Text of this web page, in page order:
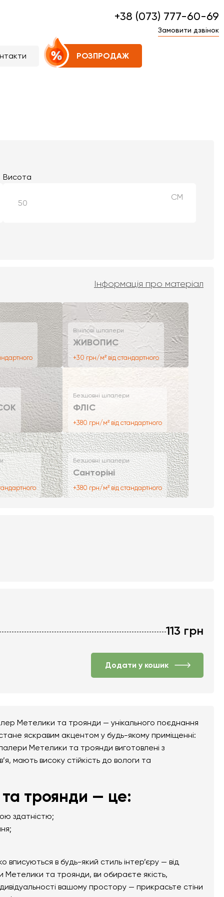
+38 (073) 777-60-69
Замовити дзвінок
РОЗПРОДАЖ
Висота
СМ
Інформація про матеріал
Вінілові шпалери
ЖИВОПИС
+30 грн/м² від стандартного
Безшовні шпалери
ФЛІС
+380 грн/м² від стандартного
Безшовні шпалери
Санторіні
+380 грн/м² від стандартного
113 грн
Додати у кошик
Метелики та троянди — унікального поєднання
яскравим акцентом у будь-якому приміщенні:
Метелики та троянди виготовлені з
мають високу стійкість до вологи та
троянди — це:
здатністю;
в будь-який стиль інтер’єру — від
та троянди, ви обираєте якість,
вашому простору — прикрасьте стіни